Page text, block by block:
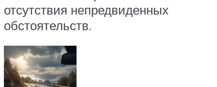
отсутствия непредвиденных
обстоятельств.